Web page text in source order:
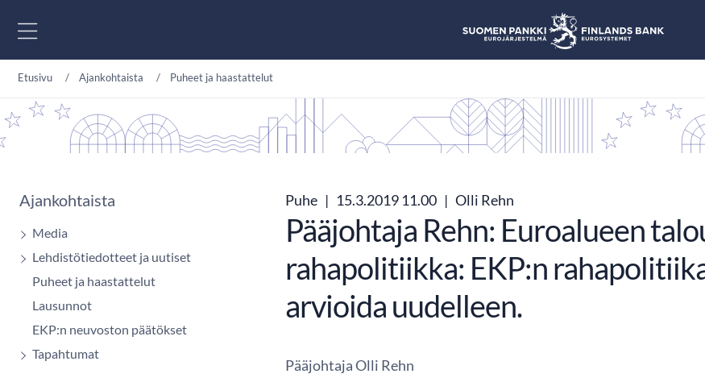
Etusivu Ajankohtaista Puheet ja haastattelut
Ajankohtaista
Media
Lehdistötiedotteet ja uutiset
Puheet ja haastattelut
Lausunnot
EKP:n neuvoston päätökset
Tapahtumat
Puhe | 15.3.2019 11.00 | Olli Rehn
Pääjohtaja Rehn: Euroalueen
rahapolitiikka: EKP:n
arvioida uudelleen.
Pääjohtaja Olli Rehn